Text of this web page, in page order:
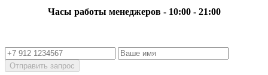
Часы работы менеджеров - 10:00 - 21:00
Отправить запрос